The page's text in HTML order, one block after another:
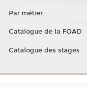
Par métier
Catalogue de la FOAD
Catalogue des stages